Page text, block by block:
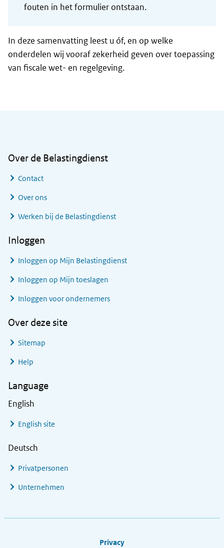
fouten in het formulier ontstaan.
In deze samenvatting leest u óf, en op welke
onderdelen wij vooraf zekerheid geven over toepassing
van fiscale wet- en regelgeving.
Over de Belastingdienst
Contact
Over ons
Werken bij de Belastingdienst
Inloggen
Inloggen op Mijn Belastingdienst
Inloggen op Mijn toeslagen
Inloggen voor ondernemers
Over deze site
Sitemap
Help
Language
English
English site
Deutsch
Privatpersonen
Unternehmen
Privacy